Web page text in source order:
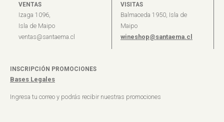
VENTAS
Izaga 1096,
Isla de Maipo
ventas@santaema.cl
VISITAS
Balmaceda 1950, Isla de
Maipo
wineshop@santaema.cl
INSCRIPCIÓN PROMOCIONES
Bases Legales
Ingresa tu correo y podrás recibir nuestras promociones